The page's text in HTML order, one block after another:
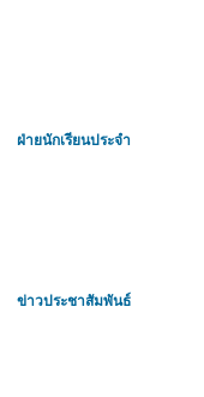
ฝ่ายนักเรียนประจำ
ข่าวประชาสัมพันธ์